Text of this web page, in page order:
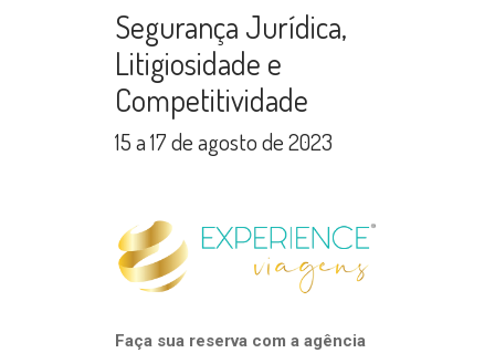
Segurança Jurídica,
Litigiosidade e
Competitividade
15 a 17 de agosto de 2023
Faça sua reserva com a agência